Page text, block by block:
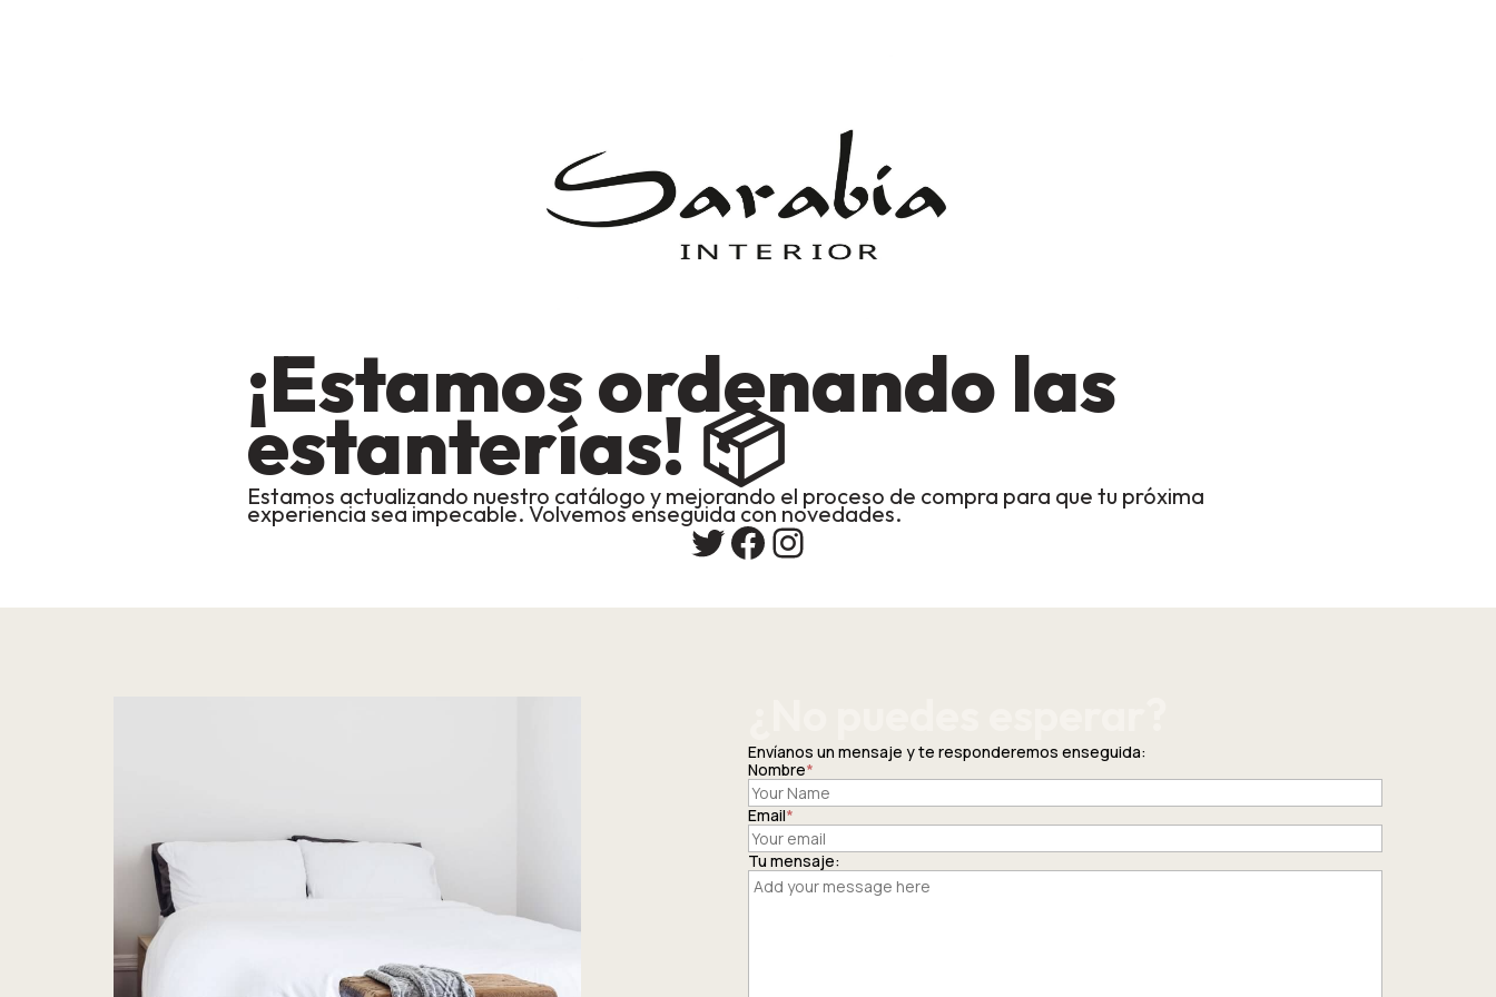
¡Estamos ordenando las
estanterías! 📦
Estamos actualizando nuestro catálogo y mejorando el proceso de compra para que tu próxima
experiencia sea impecable. Volvemos enseguida con novedades.
TwitterFacebookInstagram
Envíanos un mensaje y te responderemos enseguida:
Nombre*
Email*
Tu mensaje: